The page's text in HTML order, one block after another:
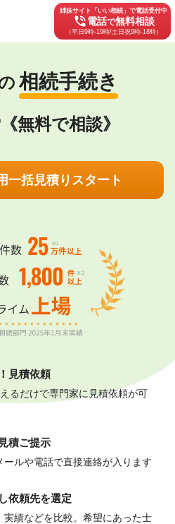
姉妹サイト「いい相続」で電話受付中
phone_in_talk電話で無料相談
（平日9時-19時/土日祝9時-18時）
相続手続き
無料で相談》
一括見積りスタート
見積依頼
るだけで専門家に見積依頼が可
見積ご提示
ールや電話で直接連絡が入ります
依頼先を選定
実績などを比較。希望にあった士